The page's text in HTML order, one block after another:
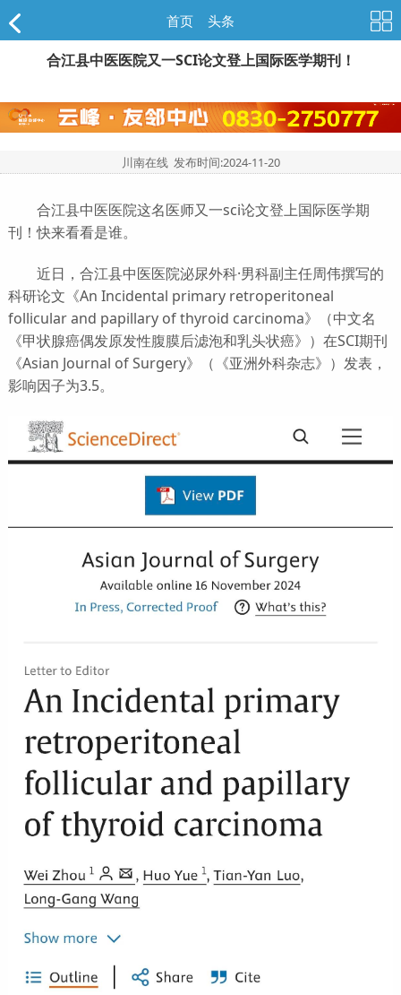
首页 头条
合江县中医医院又一SCI论文登上国际医学期刊！
川南在线 发布时间:2024-11-20
合江县中医医院这名医师又一sci论文登上国际医学期
刊！快来看看是谁。
近日，合江县中医医院泌尿外科·男科副主任周伟撰写的
科研论文《An Incidental primary retroperitoneal
follicular and papillary of thyroid carcinoma》（中文名
《甲状腺癌偶发原发性腹膜后滤泡和乳头状癌》）在SCI期刊
《Asian Journal of Surgery》（《亚洲外科杂志》）发表，
影响因子为3.5。